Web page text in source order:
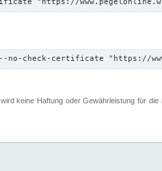
"https://
check-certificate "https://
keine Haftung oder Gewährleistung für die